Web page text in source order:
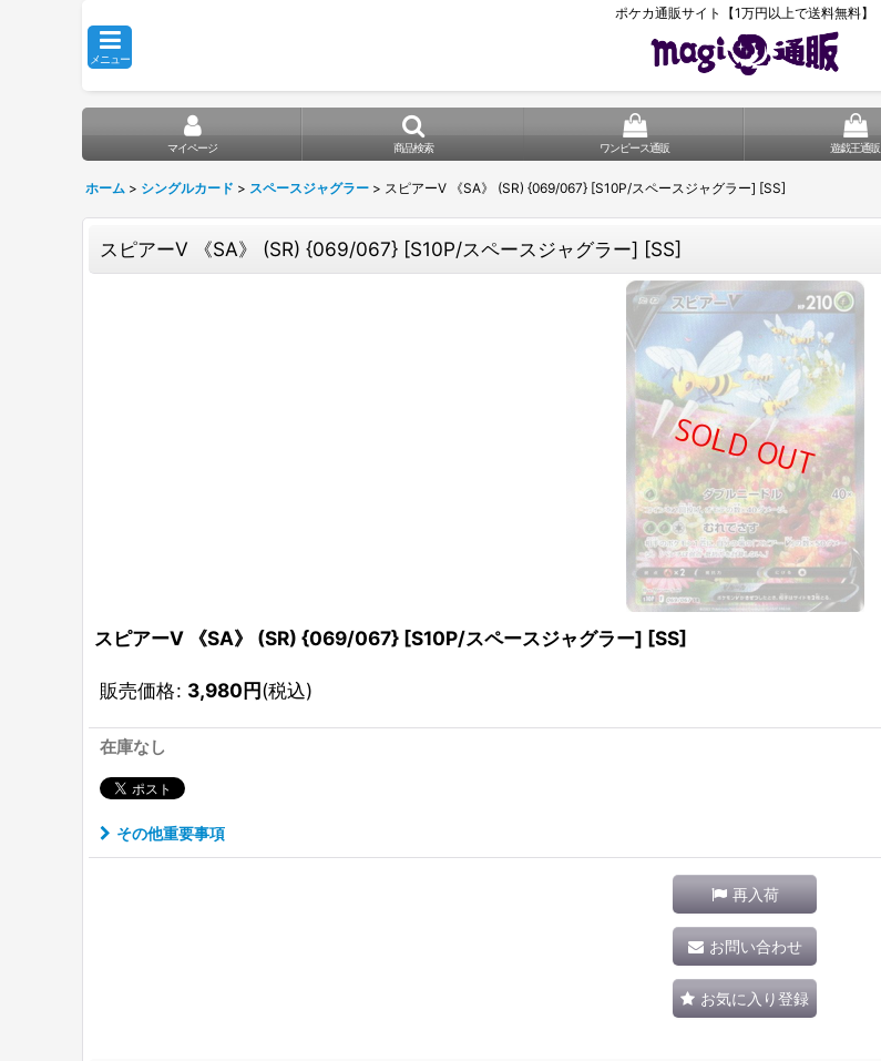
ポケカ通販サイト【1万円以上で送料無料】
メニュー
マイページ 商品検索 ワンピース通販 遊戯王通販
ホーム > シングルカード > スペースジャグラー > スピアーV 《SA》 (SR) {069/067} [S10P/スペースジャグラー] [SS]
スピアーV 《SA》 (SR) {069/067} [S10P/スペースジャグラー] [SS]
スピアーV 《SA》 (SR) {069/067} [S10P/スペースジャグラー] [SS]
販売価格: 3,980円(税込)
在庫なし
その他重要事項
再入荷
お問い合わせ
お気に入り登録